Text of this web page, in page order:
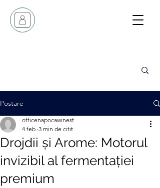
Postare
Drojdii și Arome: Motorul
invizibil al fermentației
premium
officenapocawinest
4 feb. 3 min de citit